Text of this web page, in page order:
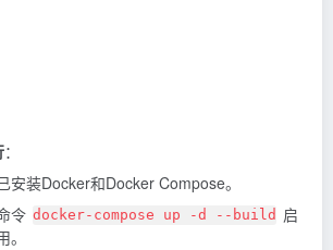
：
安装Docker和Docker Compose。
令 docker-compose up -d --build 启